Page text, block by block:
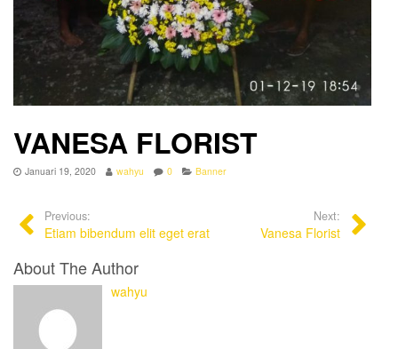
VANESA FLORIST
Januari 19, 2020 wahyu 0 Banner
Previous:
Etiam bibendum elit eget erat
Next:
Vanesa Florist
About The Author
wahyu